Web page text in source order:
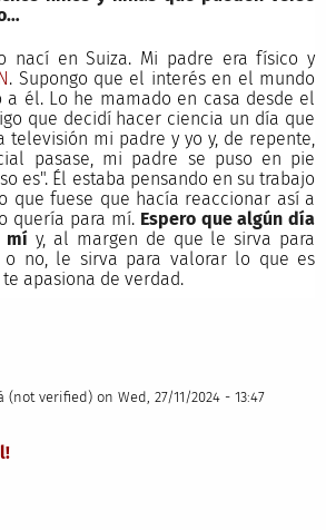
nací en Suiza. Mi padre era físico y
. Supongo que el interés en el mundo
él. Lo he mamado en casa desde el
que decidí hacer ciencia un día que
televisión mi padre y yo y, de repente,
pasase, mi padre se puso en pie
es". Él estaba pensando en su trabajo
que fuese que hacía reaccionar así a
quería para mí. Espero que algún día
mí y, al margen de que le sirva para
o no, le sirva para valorar lo que es
apasiona de verdad.
(not verified) on Wed, 27/11/2024 - 13:47